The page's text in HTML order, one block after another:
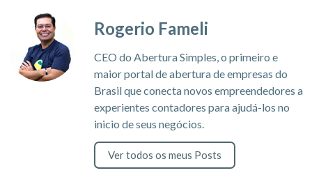
Rogerio Fameli
CEO do Abertura Simples, o primeiro e
maior portal de abertura de empresas do
Brasil que conecta novos empreendedores a
experientes contadores para ajudá-los no
inicio de seus negócios.
Ver todos os meus Posts